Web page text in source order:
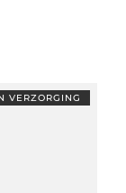
VERZORGING